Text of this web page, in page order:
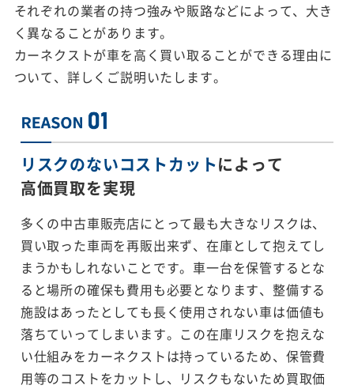
それぞれの業者の持つ強みや販路などによって、大き
く異なることがあります。
カーネクストが車を高く買い取ることができる理由に
ついて、詳しくご説明いたします。
リスクのないコストカットによって
高価買取を実現
多くの中古車販売店にとって最も大きなリスクは、
買い取った車両を再販出来ず、在庫として抱えてし
まうかもしれないことです。車一台を保管するとな
ると場所の確保も費用も必要となります、整備する
施設はあったとしても長く使用されない車は価値も
落ちていってしまいます。この在庫リスクを抱えな
い仕組みをカーネクストは持っているため、保管費
用等のコストをカットし、リスクもないため買取価